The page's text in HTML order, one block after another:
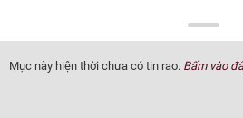
Tất cả
Mục này hiện thời chưa có tin rao. Bấm vào